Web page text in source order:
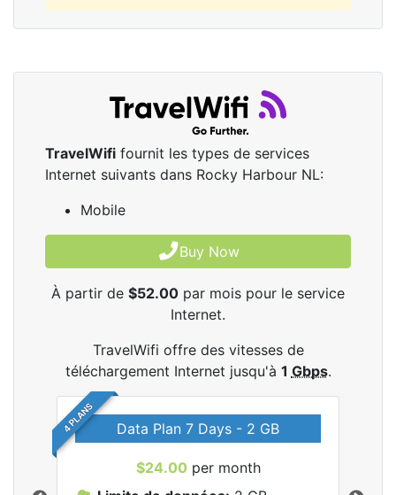
TravelWifi fournit les types de services
Internet suivants dans Rocky Harbour NL:
Mobile
Buy Now
À partir de $52.00 par mois pour le service
Internet.
TravelWifi offre des vitesses de
téléchargement Internet jusqu'à 1 Gbps.
4 PLANS Data Plan 7 Days - 2 GB
$24.00 per month